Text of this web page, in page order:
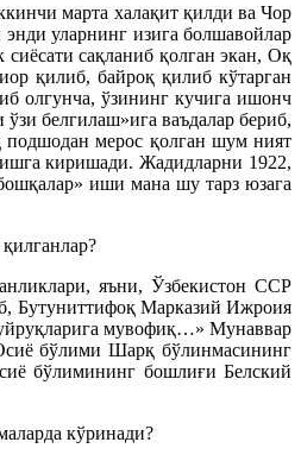
марта халақит қилди ва Чор
уларнинг изига болшавойлар
сақланиб қолган экан, Оқ
қилиб, байроқ қилиб кўтарган
олгунча, ўзининг кучига ишонч
белгилаш»ига ваъдалар бериб,
подшодан мерос қолган шум ният
киришади. Жадидларни 1922,
иши мана шу тарз юзага
яъни, Ўзбекистон ССР
Бутуниттифоқ Марказий Ижроия
мувофиқ…» Мунаввар
бўлими Шарқ бўлинмасининг
бўлимининг бошлиғи Белский
кўринади?